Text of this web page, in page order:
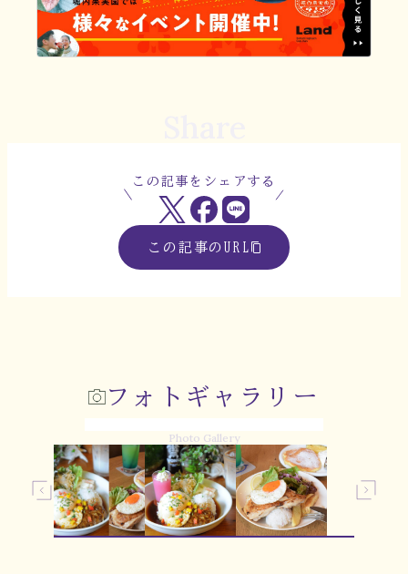
この記事をシェアする
この記事のURL
フォトギャラリー
Photo Gallery